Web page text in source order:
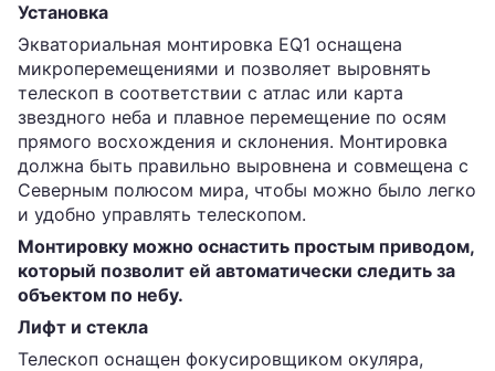
Установка
Экваториальная монтировка EQ1 оснащена
микроперемещениями и позволяет выровнять
телескоп в соответствии с атлас или карта
звездного неба и плавное перемещение по осям
прямого восхождения и склонения. Монтировка
должна быть правильно выровнена и совмещена с
Северным полюсом мира, чтобы можно было легко
и удобно управлять телескопом.
Монтировку можно оснастить простым приводом,
который позволит ей автоматически следить за
объектом по небу.
Лифт и стекла
Телескоп оснащен фокусировщиком окуляра,